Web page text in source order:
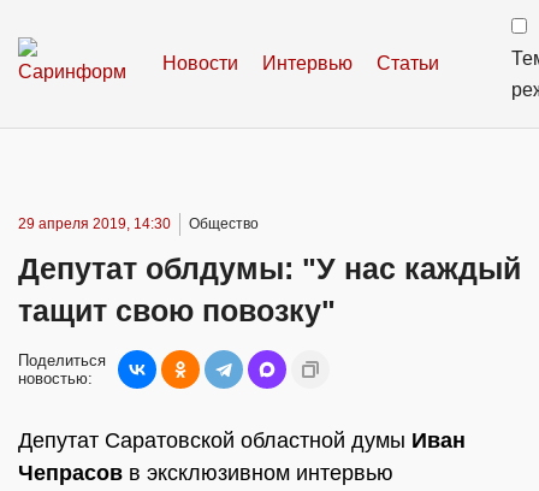
Новости Интервью Статьи
29 апреля 2019, 14:30 Общество
Депутат облдумы: "У нас каждый
тащит свою повозку"
Поделиться
новостью:
Депутат Саратовской областной думы Иван
Чепрасов в эксклюзивном интервью